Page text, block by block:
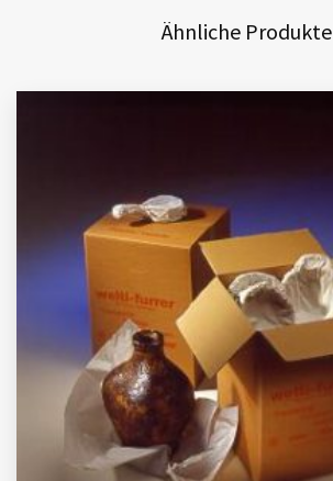
Ähnliche Produkte